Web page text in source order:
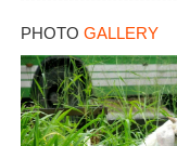
PHOTO GALLERY